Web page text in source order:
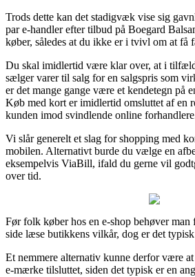
Trods dette kan det stadigvæk vise sig
par e-handler efter tilbud på Boegard
køber, således at du ikke er i tvivl om at få
Du skal imidlertid være klar over, at i
sælger varer til salg for en salgspris som
er det mange gange være et kendetegn på
Køb med kort er imidlertid omsluttet af en
kunden imod svindlende online
Vi slår generelt et slag for shopping med
mobilen. Alternativt burde du vælge en
eksempelvis ViaBill, ifald du gerne vil
over tid.
Før folk køber hos en e-shop behøver
side læse butikkens vilkår, dog er det
Et nemmere alternativ kunne derfor være
e-mærke tilsluttet, siden det typisk er en